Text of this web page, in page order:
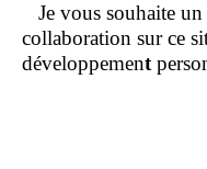
Je vous souhaite
collaboration sur ce
développement